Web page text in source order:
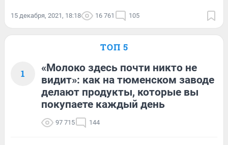
15 декабря, 2021, 18:18 16 761 105
ТОП 5
1
«Молоко здесь почти никто не
видит»: как на тюменском заводе
делают продукты, которые вы
покупаете каждый день
97 715 144